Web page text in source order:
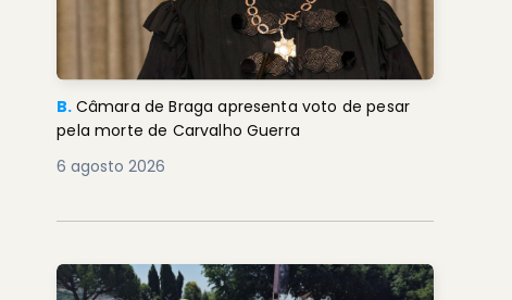
B. Câmara de Braga apresenta voto de pesar
pela morte de Carvalho Guerra
6 agosto 2026